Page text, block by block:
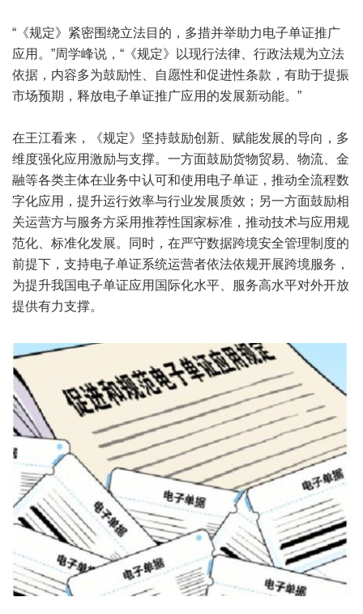
“《规定》紧密围绕立法目的，多措并举助力电子单证推广
应用。”周学峰说，“《规定》以现行法律、行政法规为立法
依据，内容多为鼓励性、自愿性和促进性条款，有助于提振
市场预期，释放电子单证推广应用的发展新动能。”
在王江看来，《规定》坚持鼓励创新、赋能发展的导向，多
维度强化应用激励与支撑。一方面鼓励货物贸易、物流、金
融等各类主体在业务中认可和使用电子单证，推动全流程数
字化应用，提升运行效率与行业发展质效；另一方面鼓励相
关运营方与服务方采用推荐性国家标准，推动技术与应用规
范化、标准化发展。同时，在严守数据跨境安全管理制度的
前提下，支持电子单证系统运营者依法依规开展跨境服务，
为提升我国电子单证应用国际化水平、服务高水平对外开放
提供有力支撑。